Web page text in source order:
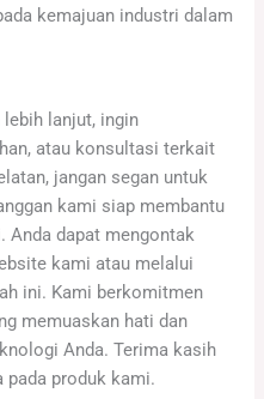
kemajuan industri dalam
lanjut, ingin
atau konsultasi terkait
jangan segan untuk
kami siap membantu
Anda dapat mengontak
kami atau melalui
ini. Kami berkomitmen
memuaskan hati dan
Anda. Terima kasih
pada produk kami.